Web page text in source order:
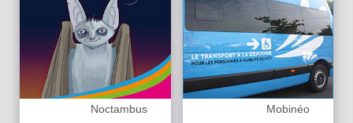
Noctambus Mobinéo